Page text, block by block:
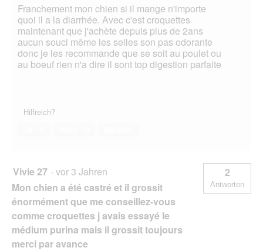
Franchement mon chien si il mange n'importe
quoi il a la diarrhée. Avec c'est croquettes
maintenant que j'achète depuis plus de 2ans
aucun souci même les selles son pas odorante
donc je les recommande que se soit au poulet ou
au boeuf rien n'a dire il sont top digestion parfaite
Hilfreich?
Vivie 27 · vor 3 Jahren
Mon chien a été castré et il grossit
énormément que me conseillez-vous
comme croquettes j avais essayé le
médium purina mais il grossit toujours
merci par avance
2
Antworten